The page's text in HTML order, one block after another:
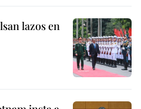
lazos en